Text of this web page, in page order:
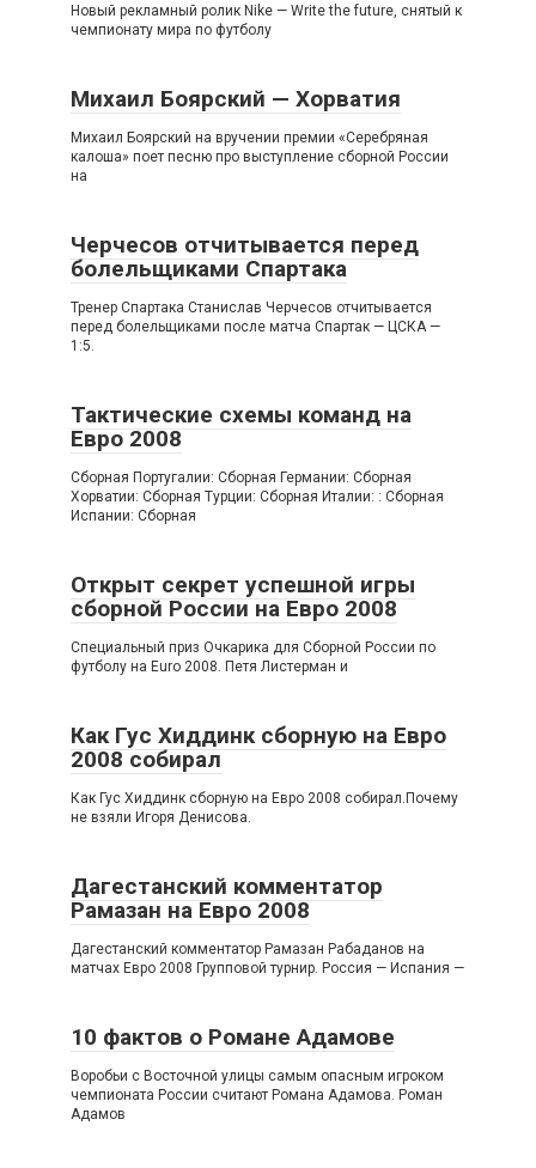
Новый рекламный ролик Nike — Write the future, снятый к
чемпионату мира по футболу
Михаил Боярский — Хорватия
Михаил Боярский на вручении премии «Серебряная
калоша» поет песню про выступление сборной России
на
Черчесов отчитывается перед
болельщиками Спартака
Тренер Спартака Станислав Черчесов отчитывается
перед болельщиками после матча Спартак — ЦСКА —
1:5.
Тактические схемы команд на
Евро 2008
Сборная Португалии: Сборная Германии: Сборная
Хорватии: Сборная Турции: Сборная Италии: : Сборная
Испании: Сборная
Открыт секрет успешной игры
сборной России на Евро 2008
Cпециальный приз Очкарика для Сборной России по
футболу на Euro 2008. Петя Листерман и
Как Гус Хиддинк сборную на Евро
2008 собирал
Как Гус Хиддинк сборную на Евро 2008 собирал.Почему
не взяли Игоря Денисова.
Дагестанский комментатор
Рамазан на Евро 2008
Дагестанский комментатор Рамазан Рабаданов на
матчах Евро 2008 Групповой турнир. Россия — Испания —
10 фактов о Романе Адамове
Воробьи с Восточной улицы самым опасным игроком
чемпионата России считают Романа Адамова. Роман
Адамов